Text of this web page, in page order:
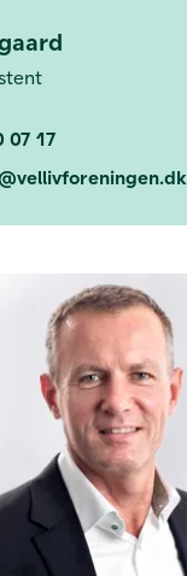
07 17